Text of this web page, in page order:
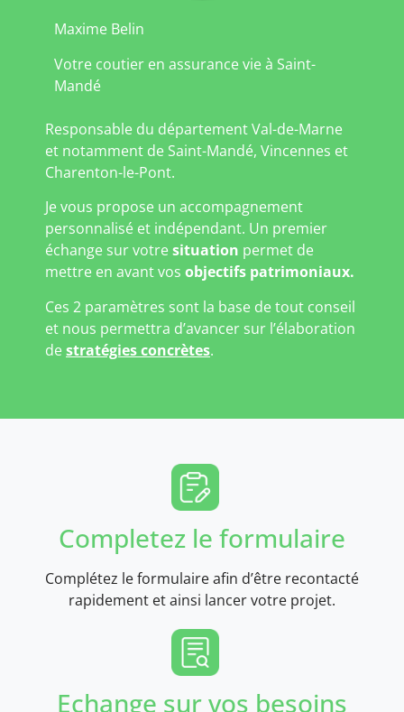
Maxime Belin
Votre coutier en assurance vie à Saint-
Mandé
Responsable du département Val-de-Marne
et notamment de Saint-Mandé, Vincennes et
Charenton-le-Pont.
Je vous propose un accompagnement
personnalisé et indépendant. Un premier
échange sur votresituation permet de
mettre en avant vos objectifs patrimoniaux.
Ces 2 paramètres sont la base de tout conseil
et nous permettra d’avancer sur l’élaboration
destratégies concrètes.
Completez le formulaire
Complétez le formulaire afin d’être recontacté
rapidement et ainsi lancer votre projet.
Echange sur vos besoins